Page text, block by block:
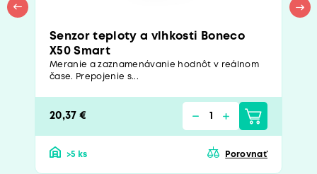
Senzor teploty a vlhkosti Boneco
X50 Smart
Meranie a zaznamenávanie hodnôt v reálnom
čase. Prepojenie s...
20,37 €
>5 ks Porovnať